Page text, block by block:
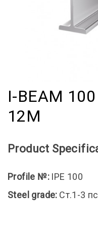
I-BEAM
12M
Product
Profile №: IPE 100
Steel grade: Ст.1-3